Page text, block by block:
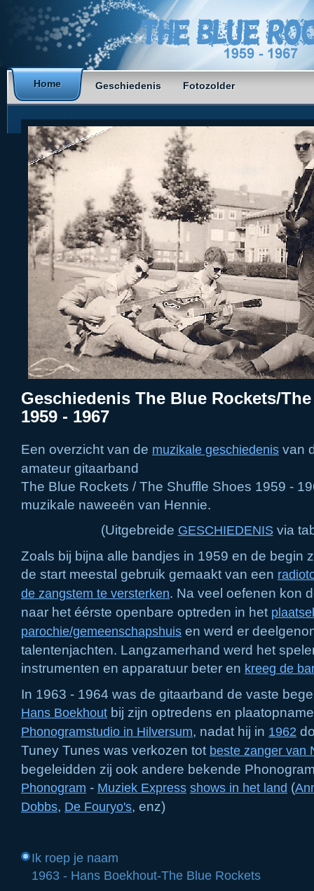
Home Geschiedenis Fotozolder
Ontstaan van The Blue Rockets in Nijmegen 1959
Geschiedenis The Blue Rockets/
1959 - 1967
Een overzicht van de muzikale geschiedenis van
amateur gitaarband
The Blue Rockets / The Shuffle Shoes 1959 -
muzikale naweeën van Hennie.
(Uitgebreide GESCHIEDENISvia
Zoals bij bijna alle bandjes in 1959 en de begin
de start meestal gebruik gemaakt van een
de zangstem te versterken. Na veel oefenen kon
naar het éérste openbare optreden in het
parochie/gemeenschapshuis en werd er
talentenjachten. Langzamerhand werd het
instrumenten en apparatuur beter en kreeg de
In 1963 - 1964 was de gitaarband de vaste
Hans Boekhout bij zijn optredens en
Phonogramstudio in Hilversum, nadat hij in 1962
Tuney Tunes was verkozen tot beste zanger van
begeleidden zij ook andere bekende
Phonogram - Muziek Express shows in het land (
Dobbs, De Fouryo's, enz)
Ik roep je naam
1963 - Hans Boekhout-The Blue Rockets